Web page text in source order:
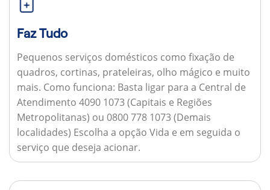
Faz Tudo
Pequenos serviços domésticos como fixação de
quadros, cortinas, prateleiras, olho mágico e muito
mais. Como funciona: Basta ligar para a Central de
Atendimento 4090 1073 (Capitais e Regiões
Metropolitanas) ou 0800 778 1073 (Demais
localidades) Escolha a opção Vida e em seguida o
serviço que deseja acionar.